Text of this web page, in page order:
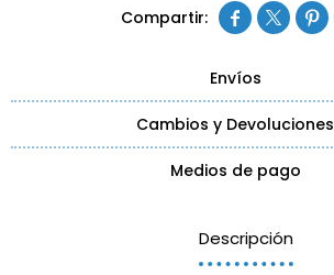
  
Envíos
Cambios y Devoluciones
Medios de pago
Descripción